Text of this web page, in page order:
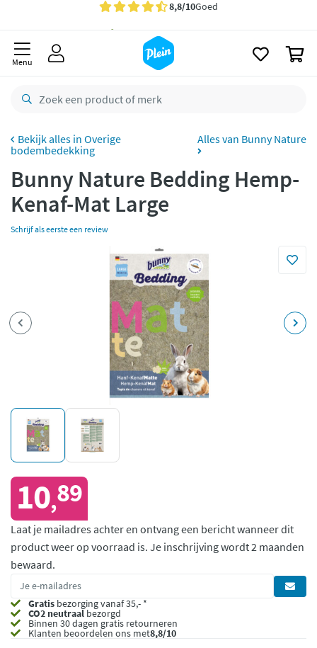
Gratisbezorging vanaf 35,- *
Bestelling uiterlijkzaterdag
Gratisretourneren
Menu
Overige
bodembedekking
Alles van Bunny Nature
Bunny Nature Bedding Hemp-
Kenaf-Mat Large
Schrijf als eerste een review
10,89
Laat je mailadres achter en ontvang een bericht wanneer dit
product weer op voorraad is. Je inschrijving wordt 2 maanden
bewaard.
Gratis bezorging vanaf 35,- *
CO2 neutraalbezorgd
Binnen 30 dagen gratis retourneren
Klanten beoordelen ons met8,8/10